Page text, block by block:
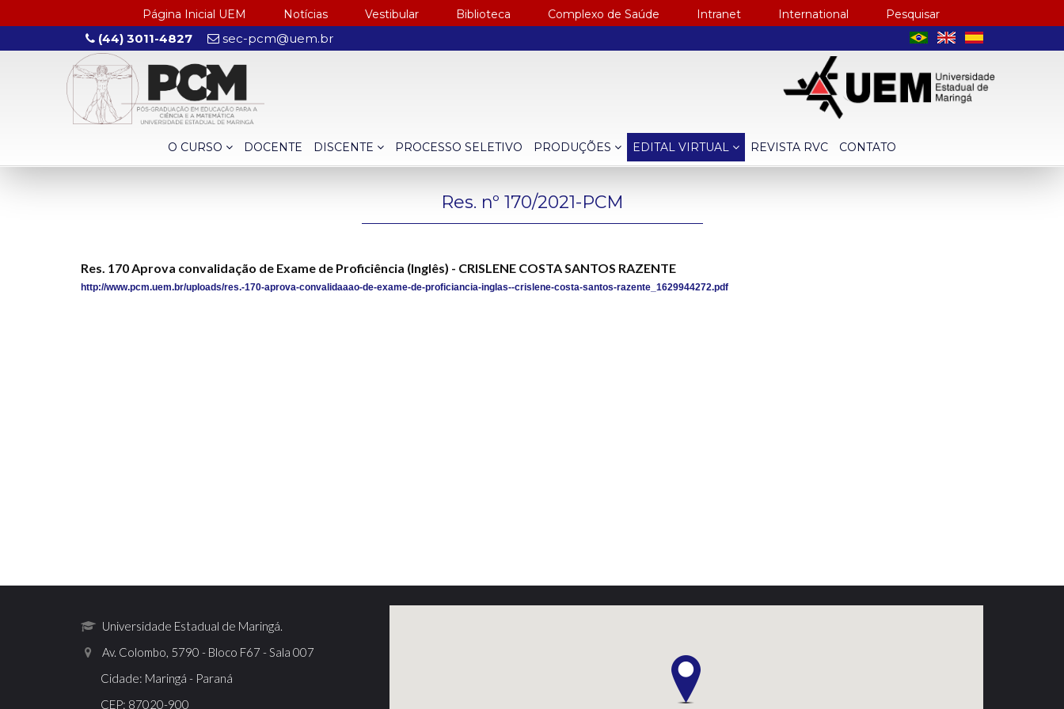
Página Inicial UEM Notícias Vestibular Biblioteca Complexo de Saúde Intranet International Pesquisar
(44) 3011-4827 sec-pcm@uem.br
O CURSO DOCENTE DISCENTE PROCESSO SELETIVO PRODUÇÕES EDITAL VIRTUAL REVISTA RVC CONTATO
Res. nº 170/2021-PCM
Res. 170 Aprova convalidação de Exame de Proficiência (Inglês) - CRISLENE COSTA SANTOS RAZENTE
http://www.pcm.uem.br/uploads/res.-170-aprova-convalidaaao-de-exame-de-proficiancia-inglas--crislene-costa-santos-razente_1629944272.pdf
Universidade Estadual de Maringá.
Av. Colombo, 5790 - Bloco F67 - Sala 007
Cidade: Maringá - Paraná
CEP: 87020-900